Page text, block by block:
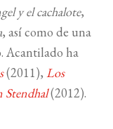
y el cachalote,
, así como de una
Acantilado ha
(2011), Los
Stendhal(2012).